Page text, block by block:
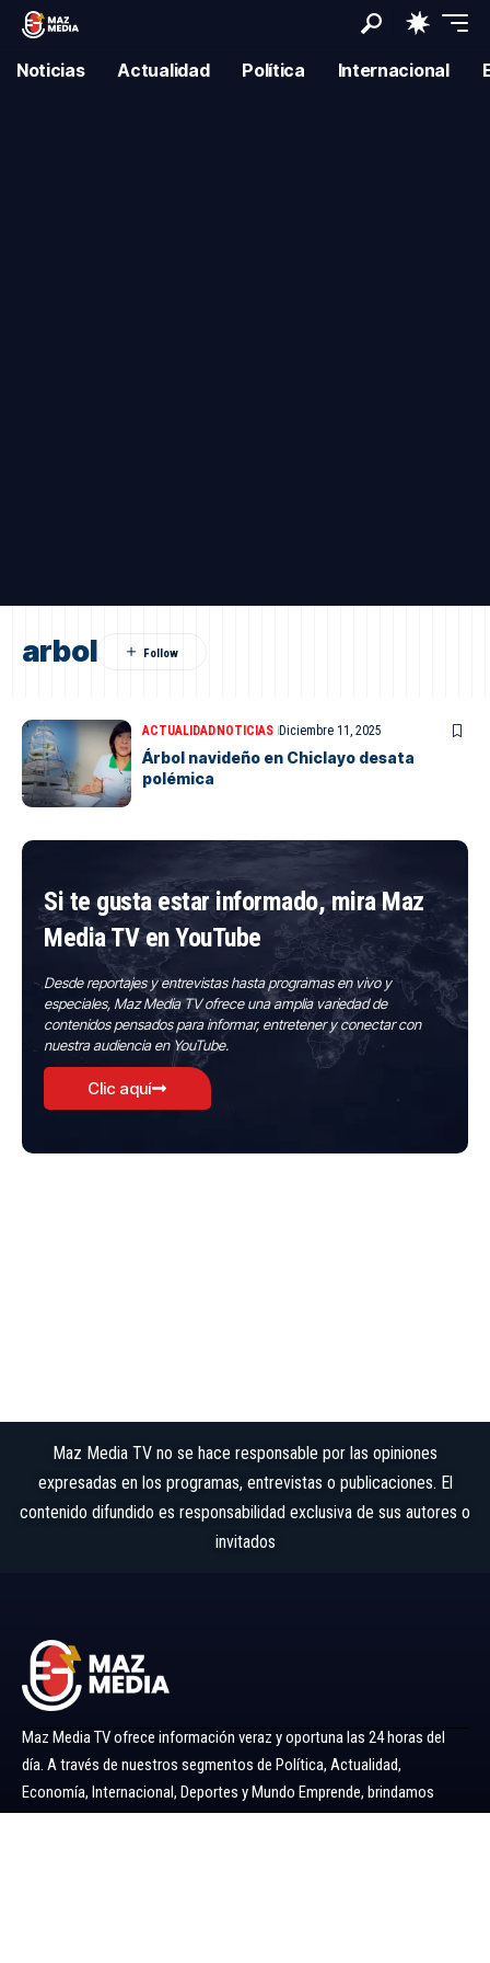
Noticias Actualidad Política Internacional
arbol
ACTUALIDADNOTICIAS Diciembre 11, 2025
Árbol navideño en Chiclayo desata
polémica
Si te gusta estar informado, mira Maz
Media TV en YouTube
Desde reportajes y entrevistas hasta programas en vivo y
especiales, Maz Media TV ofrece una amplia variedad de
contenidos pensados para informar, entretener y conectar con
nuestra audiencia en YouTube.
Clic aquí
Maz Media TV no se hace responsable por las opiniones
expresadas en los programas, entrevistas o publicaciones. El
contenido difundido es responsabilidad exclusiva de sus autores o
invitados
Maz Media TV ofrece información veraz y oportuna las 24 horas del
día. A través de nuestros segmentos de Política, Actualidad,
Economía, Internacional, Deportes y Mundo Emprende, brindamos
noticias y análisis confiables para mantenerlo siempre informado.